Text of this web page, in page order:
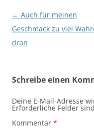
Beitragsnavigation
← Auch für meinen
Geschmack zu viel
dran
Schreibe einen
Deine E-Mail-Adresse
Erforderliche Felder
Kommentar *